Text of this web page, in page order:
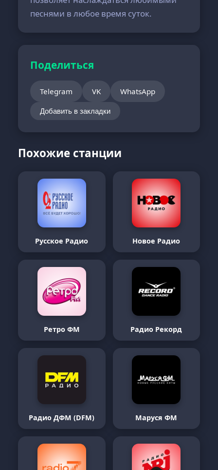
песнями в любое время суток.
Поделиться
Telegram VK WhatsApp
Добавить в закладки
Похожие станции
Русское Радио Новое Радио
Ретро ФМ Радио Рекорд
Радио ДФМ (DFM) Маруся ФМ